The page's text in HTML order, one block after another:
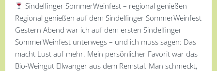
Sindelfinger SommerWeinfest – regional genießen
Regional genießen auf dem Sindelfinger SommerWeinfest
Gestern Abend war ich auf dem ersten Sindelfinger
SommerWeinfest unterwegs – und ich muss sagen: Das
macht Lust auf mehr. Mein persönlicher Favorit war das
Bio-Weingut Ellwanger aus dem Remstal. Man schmeckt,